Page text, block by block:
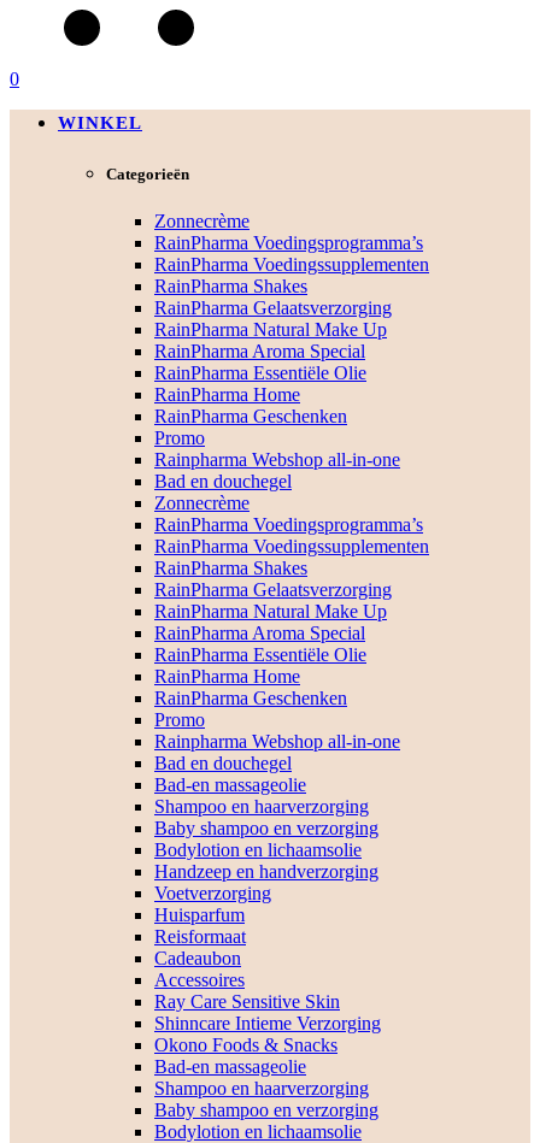
0
WINKEL
Categorieën
Zonnecrème
RainPharma Voedingsprogramma’s
RainPharma Voedingssupplementen
RainPharma Shakes
RainPharma Gelaatsverzorging
RainPharma Natural Make Up
RainPharma Aroma Special
RainPharma Essentiële Olie
RainPharma Home
RainPharma Geschenken
Promo
Rainpharma Webshop all-in-one
Bad en douchegel
Zonnecrème
RainPharma Voedingsprogramma’s
RainPharma Voedingssupplementen
RainPharma Shakes
RainPharma Gelaatsverzorging
RainPharma Natural Make Up
RainPharma Aroma Special
RainPharma Essentiële Olie
RainPharma Home
RainPharma Geschenken
Promo
Rainpharma Webshop all-in-one
Bad en douchegel
Bad-en massageolie
Shampoo en haarverzorging
Baby shampoo en verzorging
Bodylotion en lichaamsolie
Handzeep en handverzorging
Voetverzorging
Huisparfum
Reisformaat
Cadeaubon
Accessoires
Ray Care Sensitive Skin
Shinncare Intieme Verzorging
Okono Foods & Snacks
Bad-en massageolie
Shampoo en haarverzorging
Baby shampoo en verzorging
Bodylotion en lichaamsolie